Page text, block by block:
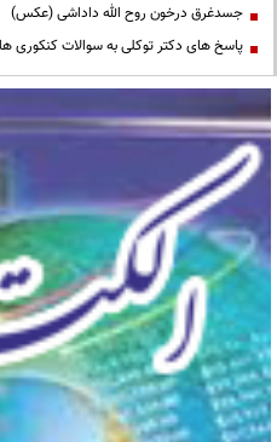
جسدغرق درخون روح الله داداشی (عکس)
پاسخ های دکتر توکلی به سوالات کنکوری ها